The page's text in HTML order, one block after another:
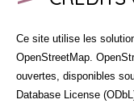
Ce site utilise les
OpenStreetMap.
ouvertes, disponibles
Database License